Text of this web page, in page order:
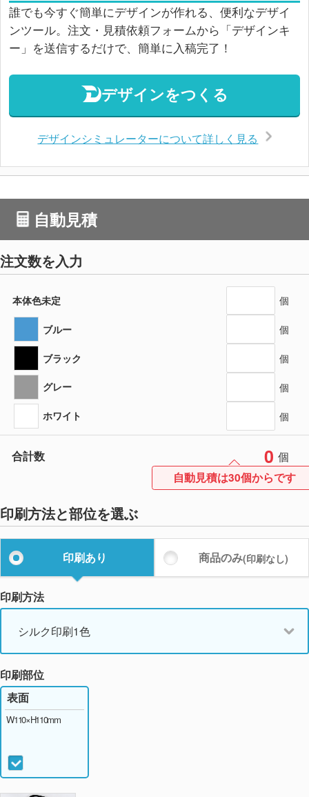
誰でも今すぐ簡単にデザインが作れる、便利なデザイ
ンツール。注文・見積依頼フォームから「デザインキ
ー」を送信するだけで、簡単に入稿完了！
デザインをつくる
デザインシミュレーターについて詳しく見る
自動見積
注文数を入力
本体色未定 個
ブルー 個
ブラック 個
グレー 個
ホワイト 個
合計数 0 個
自動見積は30個からです
印刷方法と部位を選ぶ
印刷あり 商品のみ(印刷なし)
印刷方法
シルク印刷1色
印刷部位
表面
W110×H110mm